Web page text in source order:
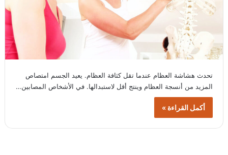
تحدث هشاشة العظام عندما تقل كثافة العظام. يعيد الجسم امتصاص
المزيد من أنسجة العظام وينتج أقل لاستبدالها. في الأشخاص المصابين…
أكمل القراءة »